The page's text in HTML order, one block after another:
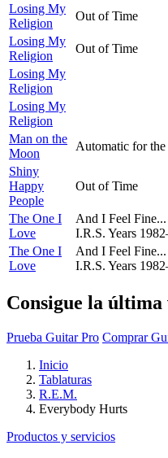
Losing My
Religion
Out of Time
Losing My
Religion
Out of Time
Losing My
Religion
Losing My
Religion
Man on the
Moon
Automatic for the
Shiny
Happy
People
Out of Time
The One I
Love
And I Feel
I.R.S. Years
The One I
Love
And I Feel
I.R.S. Years
Consigue la
Prueba Guitar Pro Comprar
Inicio
Tablaturas
R.E.M.
Everybody Hurts
Productos y servicios